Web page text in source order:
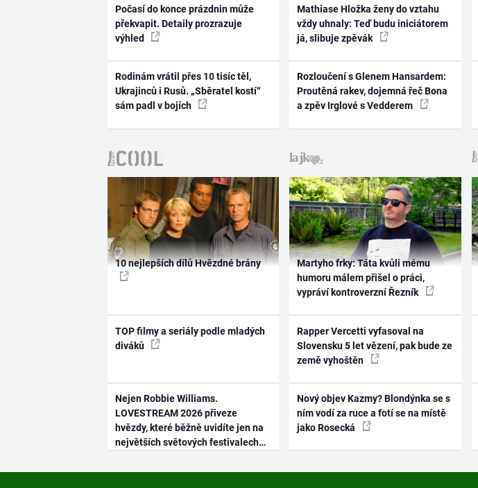
Počasí do konce prázdnin může
překvapit. Detaily prozrazuje
výhled
Rodinám vrátil přes 10 tisíc těl,
Ukrajinců i Rusů. „Sběratel kostí“
sám padl v bojích
Mathiase Hložka ženy do vztahu
vždy uhnaly: Teď budu iniciátorem
já, slibuje zpěvák
Rozloučení s Glenem Hansardem:
Proutěná rakev, dojemná řeč Bona
a zpěv Irglové s Vedderem
10 nejlepších dílů Hvězdné brány
TOP filmy a seriály podle mladých
diváků
Nejen Robbie Williams.
LOVESTREAM 2026 přiveze
hvězdy, které běžně uvidíte jen na
největších světových festivalech
Martyho frky: Táta kvůli mému
humoru málem přišel o práci,
vypráví kontroverzní Řezník
Rapper Vercetti vyfasoval na
Slovensku 5 let vězení, pak bude ze
země vyhoštěn
Nový objev Kazmy? Blondýnka se s
ním vodí za ruce a fotí se na místě
jako Rosecká